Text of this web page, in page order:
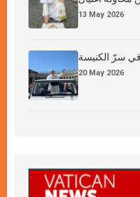
13 May 2026
في سرّ الكنيسة
20 May 2026